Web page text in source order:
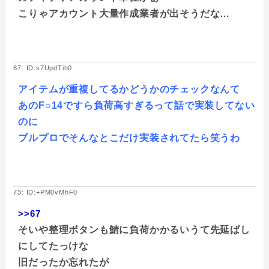
こりゃアカウント大量作成業者が出そうだな…
67: ID:s7UpdTih0
アイテムが重複してるかどうかのチェックなんて
あのF○14ですら負荷高すぎるって話で実装してない
のに
ブルプロでそんなとこだけ実装されてたら笑うわ
73: ID:+PM0vMhF0
>>67
そいや整理ボタンも鯖に負荷かかるいうて先延ばし
にしてたっけな
旧だったか忘れたが